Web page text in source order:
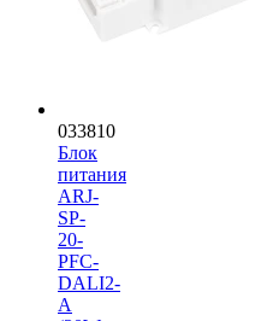
033810
Блок
питания
ARJ-
SP-
20-
PFC-
DALI2-
A